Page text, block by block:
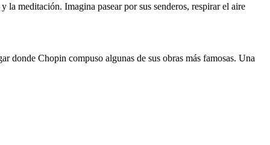
meditación. Imagina pasear por sus senderos, respirar el aire
donde Chopin compuso algunas de sus obras más famosas. Una